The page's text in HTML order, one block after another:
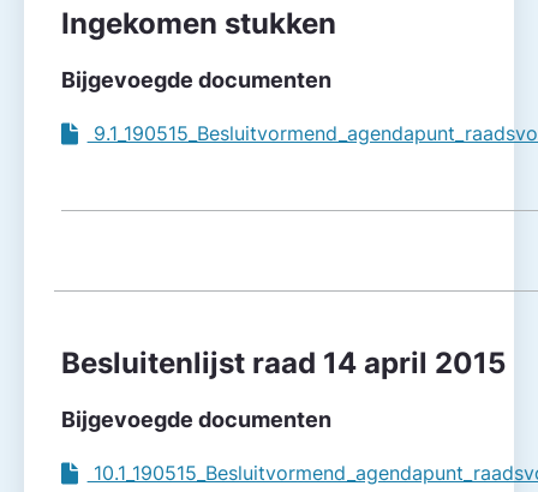
Ingekomen stukken
Bijgevoegde documenten
Besluitenlijst raad 14 april 2015
Bijgevoegde documenten